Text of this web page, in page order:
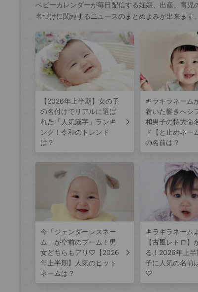
ベビーカレンダーが毎日配信する妊娠、出産、育
名づけに関連するニュースのまとめよみが出来ます。
【2026年上半期】女の子
の名付けでリアルに選ば
れた「人気漢字」ランキ
ング！令和のトレンド
は？
キラキラネーム
着いた響きへシ
和男子の特大命
ド【と止めネー
の名前は？
今「ジェンダーレスネー
ム」が空前のブーム！男
女どちらもアリ♡【2026
年上半期】人気のヒット
ネームは？
キラキラネーム
【古風レトロ】
る！2026年上
子に人気の名前
♡